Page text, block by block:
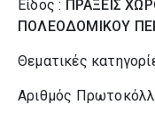
Είδος : ΠΡΑΞΕΙΣ
ΠΟΛΕΟΔΟΜΙΚΟΥ
Θεματικές
Αριθμός